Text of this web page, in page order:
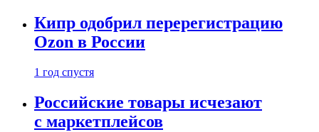
Кипр одобрил перерегистрацию
Ozon в России
1 год спустя
Российские товары исчезают
с маркетплейсов